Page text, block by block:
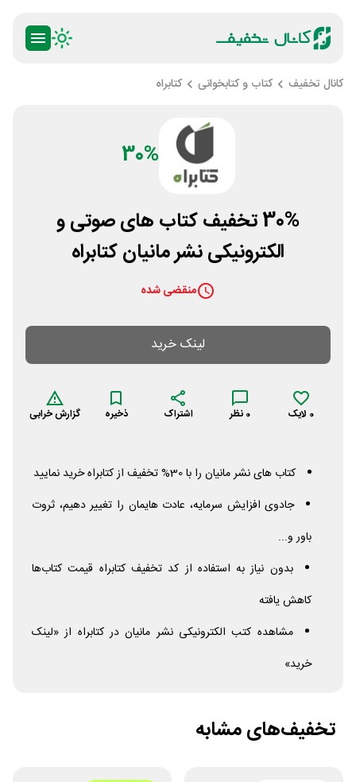
کانال تخفیف کتاب و کتابخوانی کتابراه
30%
30% تخفیف کتاب های صوتی و
الکترونیکی نشر مانیان کتابراه
منقضی شده
لینک خرید
0 لایک 0 نظر اشتراک ذخیره گزارش خرابی
کتاب های نشر مانیان را با 30% تخفیف از کتابراه خرید نمایید
جادوی افزایش سرمایه، عادت هایمان را تغییر دهیم، ثروت
باور و...
بدون نیاز به استفاده از کد تخفیف کتابراه قیمت کتاب‌ها
کاهش یافته
مشاهده کتب الکترونیکی نشر مانیان در کتابراه از «لینک
خرید»
تخفیف‌های مشابه